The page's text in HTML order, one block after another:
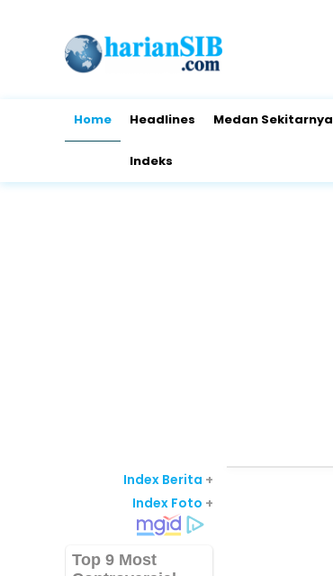
Home Headlines Medan Sekitarnya
Indeks
Index Berita +
Index Foto +